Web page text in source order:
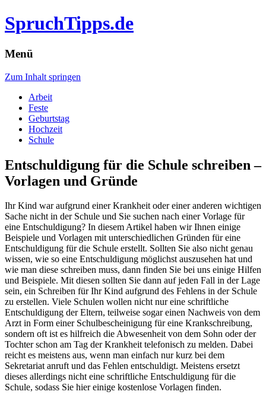
SpruchTipps.de
Menü
Zum Inhalt springen
Arbeit
Feste
Geburtstag
Hochzeit
Schule
Entschuldigung für die Schule schreiben –
Vorlagen und Gründe
Ihr Kind war aufgrund einer Krankheit oder einer anderen wichtigen
Sache nicht in der Schule und Sie suchen nach einer Vorlage für
eine Entschuldigung? In diesem Artikel haben wir Ihnen einige
Beispiele und Vorlagen mit unterschiedlichen Gründen für eine
Entschuldigung für die Schule erstellt. Sollten Sie also nicht genau
wissen, wie so eine Entschuldigung möglichst auszusehen hat und
wie man diese schreiben muss, dann finden Sie bei uns einige Hilfen
und Beispiele. Mit diesen sollten Sie dann auf jeden Fall in der Lage
sein, ein Schreiben für Ihr Kind aufgrund des Fehlens in der Schule
zu erstellen. Viele Schulen wollen nicht nur eine schriftliche
Entschuldigung der Eltern, teilweise sogar einen Nachweis von dem
Arzt in Form einer Schulbescheinigung für eine Krankschreibung,
sondern oft ist es hilfreich die Abwesenheit von dem Sohn oder der
Tochter schon am Tag der Krankheit telefonisch zu melden. Dabei
reicht es meistens aus, wenn man einfach nur kurz bei dem
Sekretariat anruft und das Fehlen entschuldigt. Meistens ersetzt
dieses allerdings nicht eine schriftliche Entschuldigung für die
Schule, sodass Sie hier einige kostenlose Vorlagen finden.